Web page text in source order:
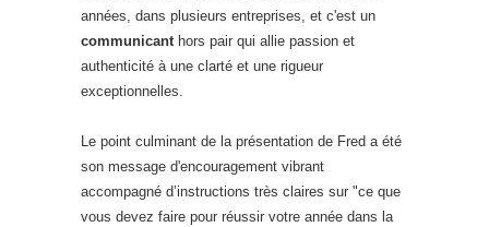
années, dans plusieurs entreprises, et c'est un
communicanthors pair qui allie passion et
authenticité à une clarté et une rigueur
exceptionnelles.
Le point culminant de la présentation de Fred a été
son message d'encouragement vibrant
accompagné d’instructions très claires sur "ce que
vous devez faire pour réussir votre année dans la